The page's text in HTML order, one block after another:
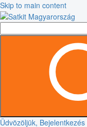
Skip to main content
Üdvözöljük, Bejelentkezés